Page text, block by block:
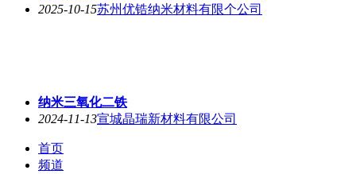
2025-10-15苏州优锆纳米材料有限个公司
纳米三氧化二铁
2024-11-13宣城晶瑞新材料有限公司
首页
频道